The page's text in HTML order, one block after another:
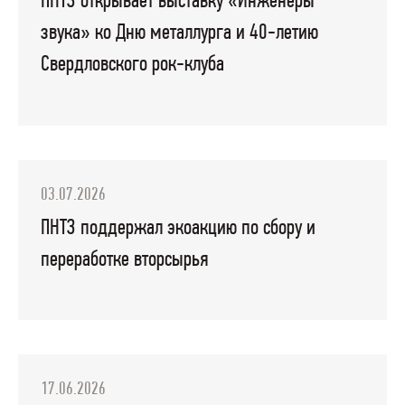
звука» ко Дню металлурга и 40-летию
Свердловского рок-клуба
03.07.2026
ПНТЗ поддержал экоакцию по сбору и
переработке вторсырья
17.06.2026